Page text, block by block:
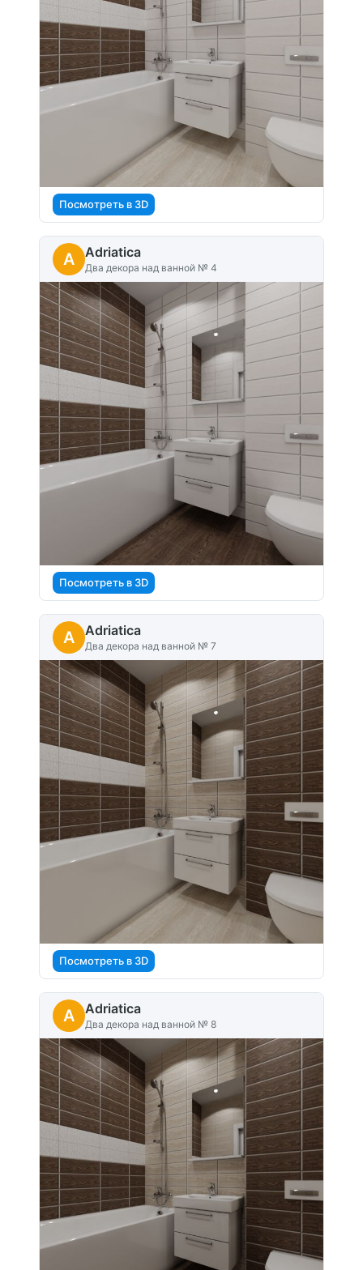
Посмотреть в 3D
A Adriatica
Два декора над ванной № 4
Посмотреть в 3D
A Adriatica
Два декора над ванной № 7
Посмотреть в 3D
A Adriatica
Два декора над ванной № 8